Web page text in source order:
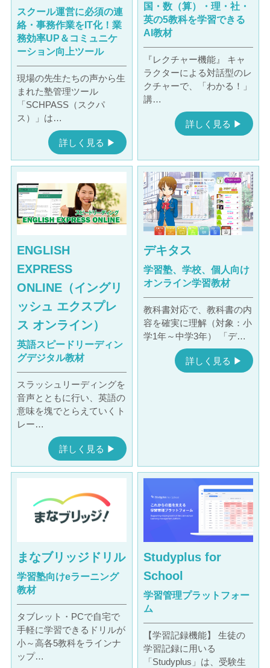
スクール運営に必須の連
絡・事務作業をIT化！業
務効率UP＆コミュニケ
ーション向上ツール
現場の先生たちの声から生
まれた塾管理ツール
「SCHPASS（スクパ
ス）」は…
詳しく見る ▶︎
国・数（算）・理・社・
英の5教科を学習できる
AI教材
『レクチャー機能』 キャ
ラクターによる対話型のレ
クチャーで、「わかる！」
講…
詳しく見る ▶︎
ENGLISH
EXPRESS
ONLINE（イングリ
ッシュ エクスプレ
ス オンライン）
英語スピードリーディン
グデジタル教材
スラッシュリーディングを
音声とともに行い、英語の
意味を塊でとらえていくト
レー…
詳しく見る ▶︎
デキタス
学習塾、学校、個人向け
オンライン学習教材
教科書対応で、教科書の内
容を確実に理解（対象：小
学1年～中学3年） 「デ…
詳しく見る ▶︎
まなブリッジドリル
学習塾向けeラーニング
教材
タブレット・PCで自宅で
手軽に学習できるドリルが
小～高各5教科をラインナ
ップ…
Studyplus for
School
学習管理プラットフォー
ム
【学習記録機能】 生徒の
学習記録に用いる
「Studyplus」は、受験生